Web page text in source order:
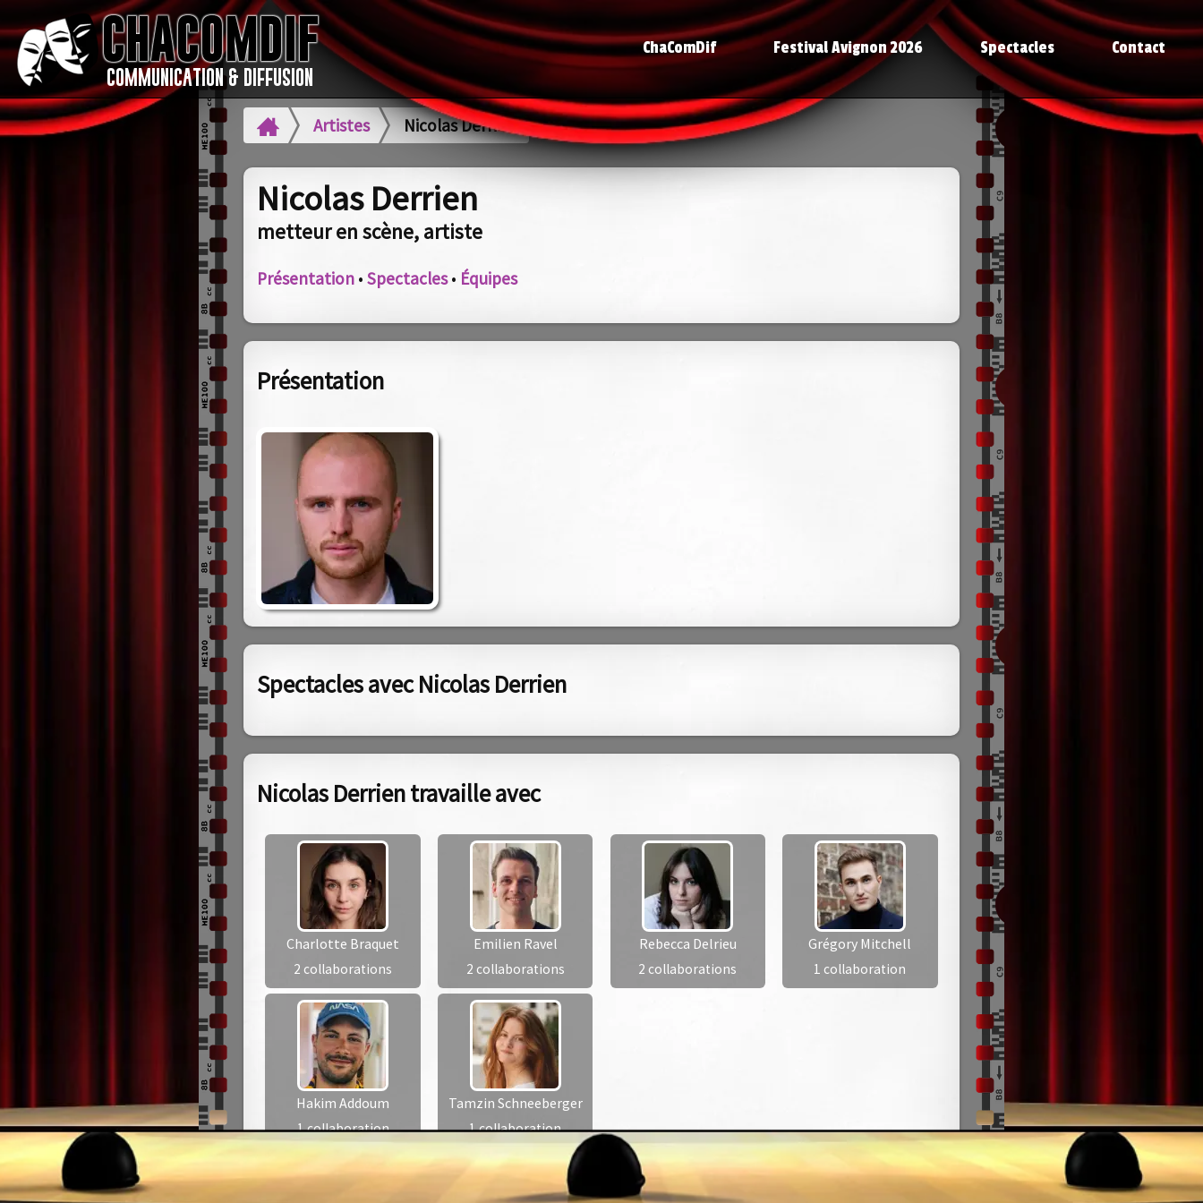
ChaComDif Festival Avignon 2026 Spectacles Contact
Artistes Nicolas Derrien
Nicolas Derrien
metteur en scène, artiste
Présentation• Spectacles• Équipes
Présentation
Spectacles avec Nicolas Derrien
Nicolas Derrien travaille avec
Charlotte Braquet
2 collaborations
Emilien Ravel
2 collaborations
Rebecca Delrieu
2 collaborations
Grégory Mitchell
1 collaboration
Hakim Addoum
1 collaboration
Tamzin Schneeberger
1 collaboration